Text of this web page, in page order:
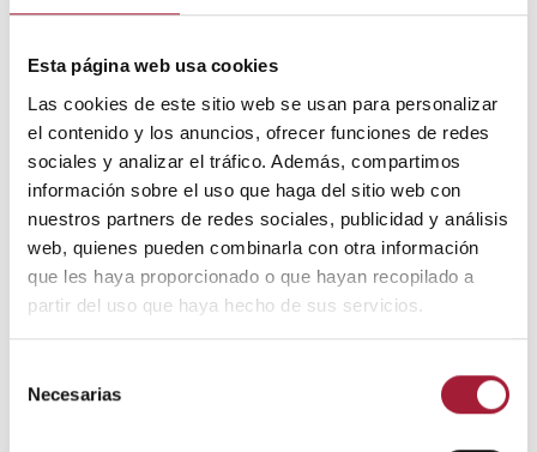
Esta página web usa cookies
Las cookies de este sitio web se usan para personalizar
el contenido y los anuncios, ofrecer funciones de redes
sociales y analizar el tráfico. Además, compartimos
información sobre el uso que haga del sitio web con
nuestros partners de redes sociales, publicidad y análisis
web, quienes pueden combinarla con otra información
que les haya proporcionado o que hayan recopilado a
partir del uso que haya hecho de sus servicios.
Necesarias
aguacate, el coco, la uva negra y el melón; mientras
los cacahuetes, las legumbres, el maíz y el chocolate.
Igual de importante esmantenerse hidratado
durante el día y, sobre todo, durante la práctica
deportiva.
Tampoco la temperatura ambiental en el trabajo y en
casa debería ser excesivamente baja para evitar
tensionar los músculos inconscientemente por el frío.
A pesar de todo ello, cabe recordar que las
son las más
comunes. Son las que se denominan ‘tensionales’ y